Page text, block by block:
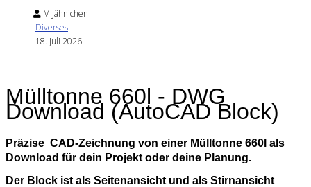
M.Jähnichen
Diverses
18. Juli 2026
Mülltonne 660l - DWG
Download (AutoCAD Block)
Präzise CAD‑Zeichnung von einer Mülltonne 660l als
Download für dein Projekt oder deine Planung.
Der Block ist als Seitenansicht und als Stirnansicht